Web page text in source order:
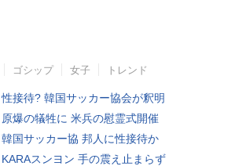
ゴシップ 女子 トレンド
性接待? 韓国サッカー協会が釈明
原爆の犠牲に 米兵の慰霊式開催
韓国サッカー協 邦人に性接待か
KARAスンヨン 手の震え止まらず